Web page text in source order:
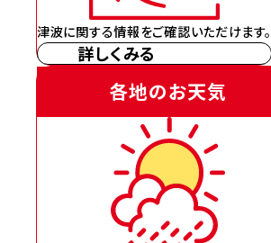
津波に関する情報をご確認いただけます。
詳しくみる
各地のお天気